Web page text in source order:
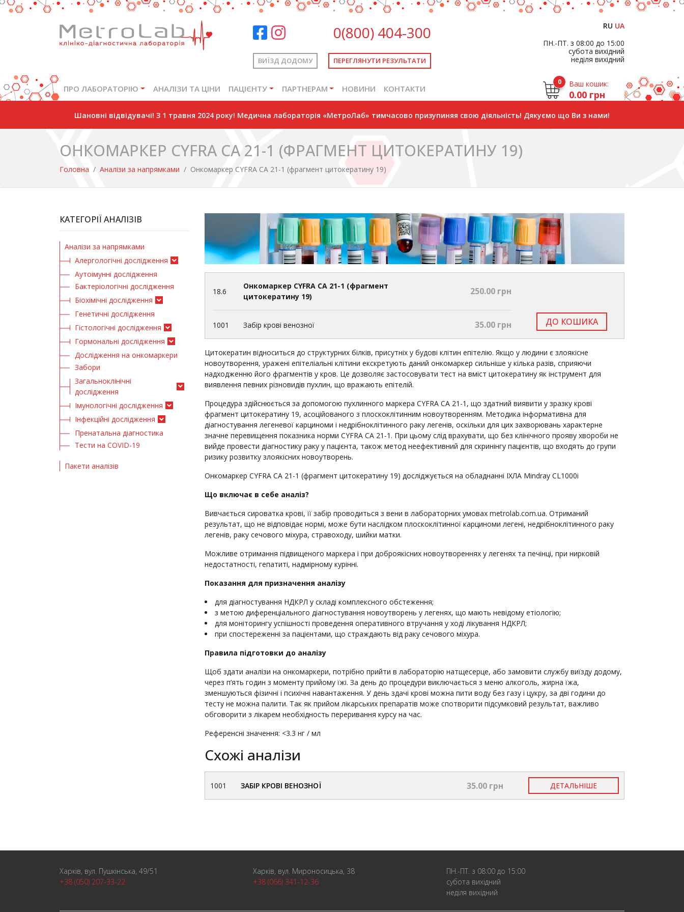
0(800) 404-300
ВИЇЗД ДОДОМУ ПЕРЕГЛЯНУТИ РЕЗУЛЬТАТИ
RU UA
ПН.-ПТ. з 08:00 до 15:00
субота вихідний
неділя вихідний
ПРО ЛАБОРАТОРІЮ АНАЛІЗИ ТА ЦІНИ ПАЦІЄНТУ ПАРТНЕРАМ НОВИНИ КОНТАКТИ
0 Ваш кошик:
0.00 грн
Шановні відвідувачі! З 1 травня 2024 року! Медична лабораторія «МетроЛаб» тимчасово призупиняя свою діяльність! Дякуємо що Ви з нами!
ОНКОМАРКЕР CYFRA CA 21-1 (ФРАГМЕНТ ЦИТОКЕРАТИНУ 19)
Головна Аналізи за напрямками Онкомаркер CYFRA CA 21-1 (фрагмент цитокератину 19)
КАТЕГОРІЇ АНАЛІЗІВ
Аналізи за напрямками
Алергологічні дослідження
Аутоімунні дослідження
Бактеріологічні дослідження
Біохімічні дослідження
Генетичні дослідження
Гістологічні дослідження
Гормональні дослідження
Дослідження на онкомаркери
Забори
Загальноклінічні
дослідження
Імунологічні дослідження
Інфекційні дослідження
Пренатальна діагностика
Тести на COVID-19
Пакети аналізів
18.6
Онкомаркер CYFRA CA 21-1 (фрагмент
цитокератину 19)
250.00 грн
1001 Забір крові венозної 35.00 грн ДО КОШИКА
Цитокератин відноситься до структурних білків, присутніх у будові клітин епітелію. Якщо у людини є злоякісне
новоутворення, уражені епітеліальні клітини екскретують даний онкомаркер сильніше у кілька разів, сприяючи
надходженню його фрагментів у кров. Це дозволяє застосовувати тест на вміст цитокератину як інструмент для
виявлення певних різновидів пухлин, що вражають епітелій.
Процедура здійснюється за допомогою пухлинного маркера CYFRA СА 21-1, що здатний виявити у зразку крові
фрагмент цитокератину 19, асоційованого з плоскоклітинним новоутворенням. Методика інформативна для
діагностування легеневої карциноми і недрібноклітинного раку легенів, оскільки для цих захворювань характерне
значне перевищення показника норми CYFRA СА 21-1. При цьому слід врахувати, що без клінічного прояву хвороби не
вийде провести діагностику раку у пацієнта, також метод неефективний для скринінгу пацієнтів, що входять до групи
ризику розвитку злоякісних новоутворень.
Онкомаркер CYFRA СА 21-1 (фрагмент цитокератину 19) досліджується на обладнанні ІХЛА Mindray CL1000i
Що включає в себе аналіз?
Вивчається сироватка крові, її забір проводиться з вени в лабораторних умовах metrolab.com.ua. Отриманий
результат, що не відповідає нормі, може бути наслідком плоскоклітинної карциноми легені, недрібноклітинного раку
легенів, раку сечового міхура, стравоходу, шийки матки.
Можливе отримання підвищеного маркера і при доброякісних новоутвореннях у легенях та печінці, при нирковій
недостатності, гепатиті, надмірному курінні.
Показання для призначення аналізу
для діагностування НДКРЛ у складі комплексного обстеження;
з метою диференціального діагностування новоутворень у легенях, що мають невідому етіологію;
для моніторингу успішності проведення оперативного втручання у ході лікування НДКРЛ;
при спостереженні за пацієнтами, що страждають від раку сечового міхура.
Правила підготовки до аналізу
Щоб здати аналізи на онкомаркери, потрібно прийти в лабораторію натщесерце, або замовити службу виїзду додому,
через п’ять годин з моменту прийому їжі. За день до процедури виключається з меню алкоголь, жирна їжа,
зменшуються фізичні і психічні навантаження. У день здачі крові можна пити воду без газу і цукру, за дві години до
тесту не можна палити. Так як прийом лікарських препаратів може спотворити підсумковий результат, важливо
обговорити з лікарем необхідность переривання курсу на час.
Референсні значення: <3.3 нг / мл
Схожі аналізи
1001 ЗАБІР КРОВІ ВЕНОЗНОЇ 35.00 грн ДЕТАЛЬНІШЕ
Харків, вул. Пушкінська, 49/51
+38 (050) 207-33-22
Харків, вул. Мироносицька, 38
+38 (066) 341-12-36
ПН.-ПТ. з 08:00 до 15:00
субота вихідний
неділя вихідний